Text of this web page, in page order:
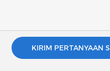
KIRIM PERTANYAAN